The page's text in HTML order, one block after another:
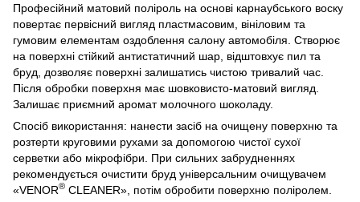
Професійний матовий поліроль на основі карнаубського воску
повертає первісний вигляд пластмасовим, вініловим та
гумовим елементам оздоблення салону автомобіля. Створює
на поверхні стійкий антистатичний шар, відштовхує пил та
бруд, дозволяє поверхні залишатись чистою тривалий час.
Після обробки поверхня має шовковисто-матовий вигляд.
Залишає приємний аромат молочного шоколаду.
Спосіб використання: нанести засіб на очищену поверхню та
розтерти круговими рухами за допомогою чистої сухої
серветки або мікрофібри. При сильних забрудненнях
рекомендується очистити бруд універсальним очищувачем
«VENOR® CLEANER», потім обробити поверхню поліролем.